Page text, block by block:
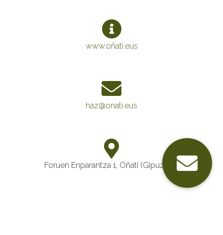
www.oñati.eus
haz@onati.eus
Foruen Enparantza 1, Oñati (Gipuzkoa)